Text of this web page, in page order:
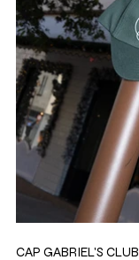
CAP GABRIEL'S CLUB